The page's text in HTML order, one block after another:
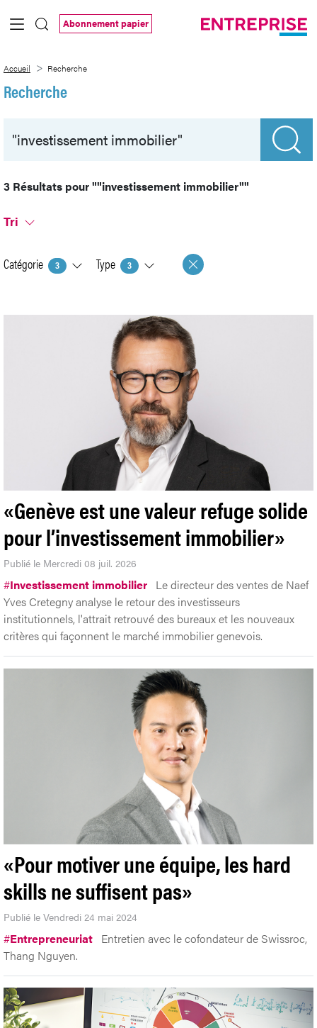
Saut au contenu principal
Abonnement papier
Accueil Recherche
Recherche
3 Résultats pour""investissement immobilier""
Tri
Catégorie 3 Type 3
«Genève est une valeur refuge solide
pour l’investissement immobilier»
Publié le Mercredi 08 juil. 2026
#Investissement immobilier Le directeur des ventes de Naef
Yves Cretegny analyse le retour des investisseurs
institutionnels, l'attrait retrouvé des bureaux et les nouveaux
critères qui façonnent le marché immobilier genevois.
«Pour motiver une équipe, les hard
skills ne suffisent pas»
Publié le Vendredi 24 mai 2024
#Entrepreneuriat Entretien avec le cofondateur de Swissroc,
Thang Nguyen.